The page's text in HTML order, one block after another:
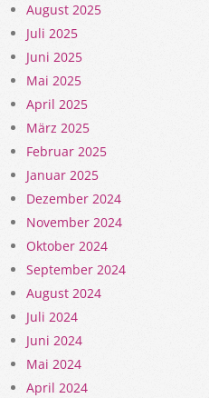
August 2025
Juli 2025
Juni 2025
Mai 2025
April 2025
März 2025
Februar 2025
Januar 2025
Dezember 2024
November 2024
Oktober 2024
September 2024
August 2024
Juli 2024
Juni 2024
Mai 2024
April 2024